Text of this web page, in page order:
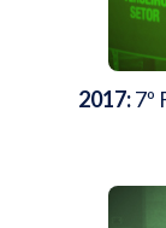
2017:7º